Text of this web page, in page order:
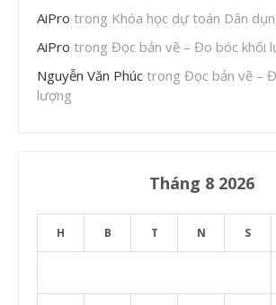
AiPro trong Khóa học dự toán Dân
AiPro trong Đọc bản vẽ – Đo bóc khối
Nguyễn Văn Phúc trong Đọc bản vẽ –
lượng
Tháng 8 2026
H B T N S